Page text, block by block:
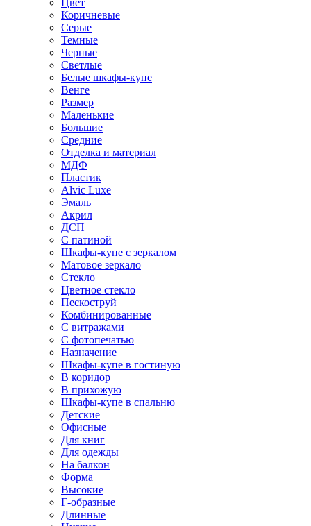
Цвет
Коричневые
Серые
Темные
Черные
Светлые
Белые шкафы-купе
Венге
Размер
Маленькие
Большие
Средние
Отделка и материал
МДФ
Пластик
Alvic Luxe
Эмаль
Акрил
ДСП
С патиной
Шкафы-купе с зеркалом
Матовое зеркало
Стекло
Цветное стекло
Пескоструй
Комбинированные
С витражами
С фотопечатью
Назначение
Шкафы-купе в гостиную
В коридор
В прихожую
Шкафы-купе в спальню
Детские
Офисные
Для книг
Для одежды
На балкон
Форма
Высокие
Г-образные
Длинные